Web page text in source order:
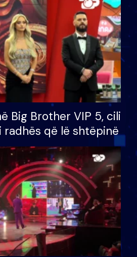
Big Brother VIP 5, cili
radhës që lë shtëpinë